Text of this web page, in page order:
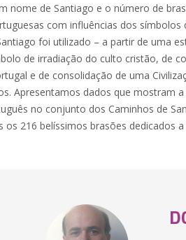
nome de Santiago e o número de
com influências dos símbolos
foi utilizado – a partir de uma
de irradiação do culto cristão, de
e de consolidação de uma
Apresentamos dados que mostram
no conjunto dos Caminhos de
os 216 belíssimos brasões dedicados